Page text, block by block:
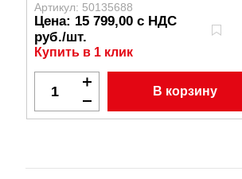
Артикул: 50135688
Цена: 15 799,00 с НДС
руб./шт.
Купить в 1 клик
В корзину